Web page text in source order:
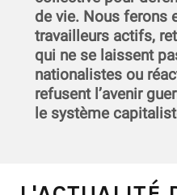
de vie. Nous ferons
travailleurs actifs,
qui ne se laissent
nationalistes ou
refusent l’avenir
le système